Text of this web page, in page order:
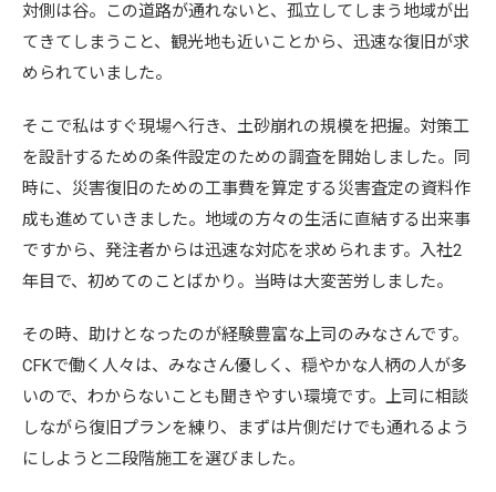
対側は谷。この道路が通れないと、孤立してしまう地域が出
てきてしまうこと、観光地も近いことから、迅速な復旧が求
められていました。
そこで私はすぐ現場へ行き、土砂崩れの規模を把握。対策工
を設計するための条件設定のための調査を開始しました。同
時に、災害復旧のための工事費を算定する災害査定の資料作
成も進めていきました。地域の方々の生活に直結する出来事
ですから、発注者からは迅速な対応を求められます。入社2
年目で、初めてのことばかり。当時は大変苦労しました。
その時、助けとなったのが経験豊富な上司のみなさんです。
CFKで働く人々は、みなさん優しく、穏やかな人柄の人が多
いので、わからないことも聞きやすい環境です。上司に相談
しながら復旧プランを練り、まずは片側だけでも通れるよう
にしようと二段階施工を選びました。